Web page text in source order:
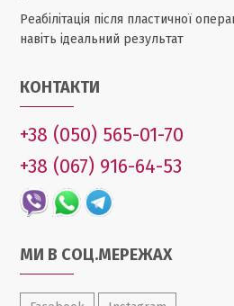
Реабілітація після пластичної
навіть ідеальний результат
КОНТАКТИ
+38 (050) 565-01-70
+38 (067) 916-64-53
МИ В СОЦ.МЕРЕЖАХ